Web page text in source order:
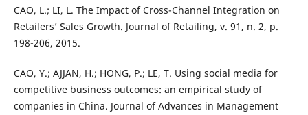
CAO, L.; LI, L. The Impact of Cross-Channel Integration on
Retailers’ Sales Growth. Journal of Retailing, v. 91, n. 2, p.
198-206, 2015.
CAO, Y.; AJJAN, H.; HONG, P.; LE, T. Using social media for
competitive business outcomes: an empirical study of
companies in China. Journal of Advances in Management